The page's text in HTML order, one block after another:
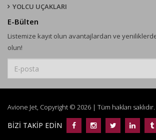
YOLCU UÇAKLARI
E-Bülten
Listemize kayıt olun avantajlardan ve
olun!
Avione Jet, Copyright © 2026 | Tüm hakları saklıdır.
BİZİ TAKİP EDİN